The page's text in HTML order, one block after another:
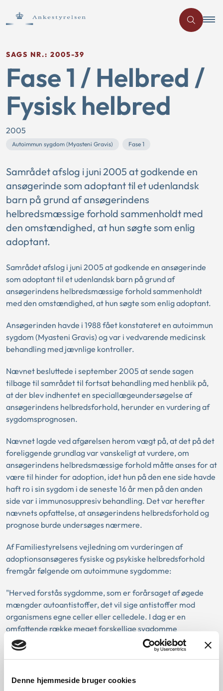
Denne hjemmeside bruger cookies
SAGS NR.: 2005-39
Fase 1 / Helbred /
Fysisk helbred
2005
Autoimmun sygdom (Myasteni Gravis) Fase 1
Samrådet afslog i juni 2005 at godkende en
ansøgerinde som adoptant til et udenlandsk
barn på grund af ansøgerindens
helbredsmæssige forhold sammenholdt med
den omstændighed, at hun søgte som enlig
adoptant.
Samrådet afslog i juni 2005 at godkende en ansøgerinde
som adoptant til et udenlandsk barn på grund af
ansøgerindens helbredsmæssige forhold sammenholdt
med den omstændighed, at hun søgte som enlig adoptant.
Ansøgerinden havde i 1988 fået konstateret en autoimmun
sygdom (Myasteni Gravis) og var i vedvarende medicinsk
behandling med jævnlige kontroller.
Nævnet besluttede i september 2005 at sende sagen
tilbage til samrådet til fortsat behandling med henblik på,
at der blev indhentet en speciallægeundersøgelse af
ansøgerindens helbredsforhold, herunder en vurdering af
sygdomsprognosen.
Nævnet lagde ved afgørelsen herom vægt på, at det på det
foreliggende grundlag var vanskeligt at vurdere, om
ansøgerindens helbredsmæssige forhold måtte anses for at
være til hinder for adoption, idet hun på den ene side havde
haft ro i sin sygdom i de seneste 16 år men på den anden
side var i immunosuppresiv behandling. Det var herefter
nævnets opfattelse, at ansøgerindens helbredsforhold og
prognose burde undersøges nærmere.
Af Familiestyrelsens vejledning om vurderingen af
adoptionsansøgeres fysiske og psykiske helbredsforhold
fremgår følgende om autoimmune sygdomme:
"Herved forstås sygdomme, som er forårsaget af øgede
mængder autoantistoffer, det vil sige antistoffer mod
organismens egne celler eller celledele. I dag er en
omfattende række meget forskellige sygdomme
klassificerede som autoimmune. Blandt de almindeligste af
disse sygdomme kan nævnes hudsygdommen psoriasis
disse sygdomme vil kunne godkendes. Nogle af disse